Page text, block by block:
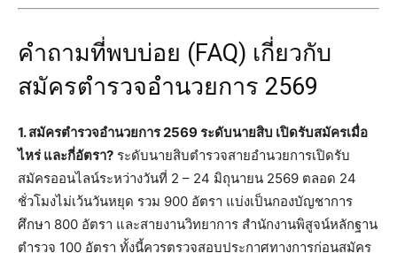
คำถามที่พบบ่อย (FAQ) เกี่ยวกับ
สมัครตำรวจอำนวยการ 2569
1. สมัครตำรวจอำนวยการ 2569 ระดับนายสิบ เปิดรับสมัครเมื่อ
ไหร่ และกี่อัตรา? ระดับนายสิบตำรวจสายอำนวยการเปิดรับ
สมัครออนไลน์ระหว่างวันที่ 2 – 24 มิถุนายน 2569 ตลอด 24
ชั่วโมงไม่เว้นวันหยุด รวม 900 อัตรา แบ่งเป็นกองบัญชาการ
ศึกษา 800 อัตรา และสายงานวิทยาการ สำนักงานพิสูจน์หลักฐาน
ตำรวจ 100 อัตรา ทั้งนี้ควรตรวจสอบประกาศทางการก่อนสมัคร